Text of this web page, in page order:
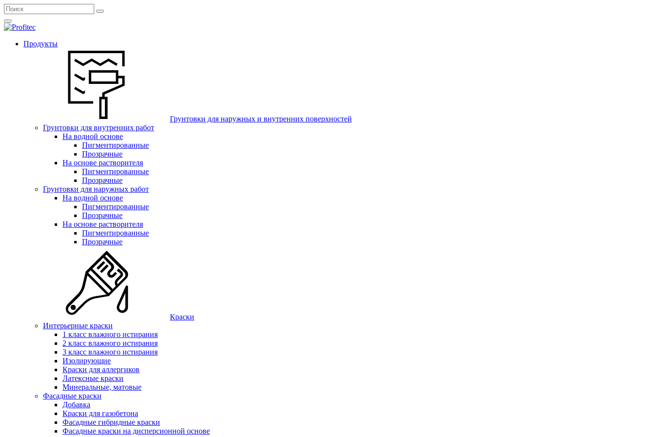
Продукты
Грунтовки для наружных и внутренних поверхностей
Грунтовки для внутренних работ
На водной основе
Пигментированные
Прозрачные
На основе растворителя
Пигментированные
Прозрачные
Грунтовки для наружных работ
На водной основе
Пигментированные
Прозрачные
На основе растворителя
Пигментированные
Прозрачные
Краски
Интерьерные краски
1 класс влажного истирания
2 класс влажного истирания
3 класс влажного истирания
Изолирующие
Краски для аллергиков
Латексные краски
Минеральные, матовые
Фасадные краски
Добавка
Краски для газобетона
Фасадные гибридные краски
Фасадные краски на дисперсионной основе